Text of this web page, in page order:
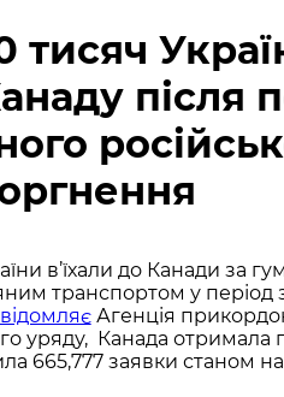
тисяч
після
в’їхали до Канади за
транспортом у період з
Агенція
уряду, Канада отримала
665,777 заявки станом